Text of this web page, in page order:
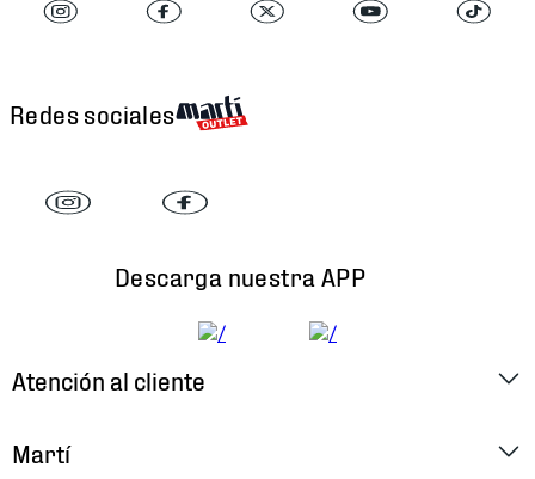
Redes sociales
Descarga nuestra APP
Atención al cliente
Martí